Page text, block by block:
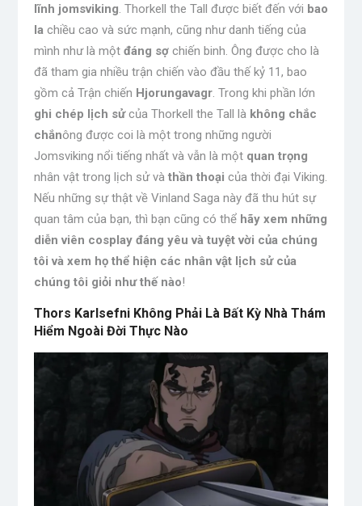
lĩnh jomsviking. Thorkell the Tall được biết đến với bao
la chiều cao và sức mạnh, cũng như danh tiếng của
mình như là một đáng sợ chiến binh. Ông được cho là
đã tham gia nhiều trận chiến vào đầu thế kỷ 11, bao
gồm cả Trận chiến Hjorungavagr. Trong khi phần lớn
ghi chép lịch sửcủa Thorkell the Tall là không chắc
chắnông được coi là một trong những người
Jomsviking nổi tiếng nhất và vẫn là một quan trọng
nhân vật trong lịch sử và thần thoại của thời đại Viking.
Nếu những sự thật về Vinland Saga này đã thu hút sự
quan tâm của bạn, thì bạn cũng có thể hãy xem những
diễn viên cosplay đáng yêu và tuyệt vời của chúng
tôi và xem họ thể hiện các nhân vật lịch sử của
chúng tôi giỏi như thế nào!
Thors Karlsefni Không Phải Là Bất Kỳ Nhà Thám
Hiểm Ngoài Đời Thực Nào